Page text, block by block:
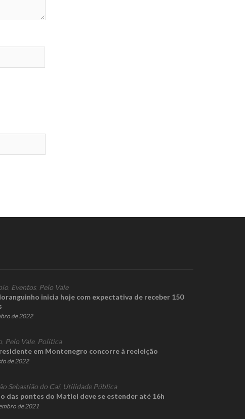
Eventos, Pelo Vale
inicia hoje com expectativa de receber 150
de 2022
Pelo Vale, Política
em Montenegro concorre à reeleição
de 2022
Sebastião do Caí, Utilidade Pública
das pontes do Matiel deve se estender até 16h
de 2021